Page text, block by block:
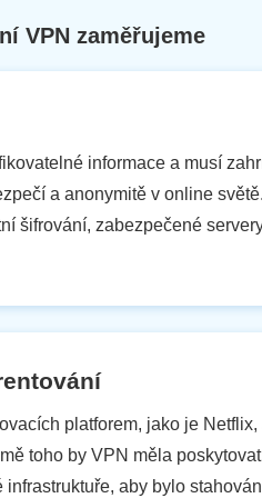
VPN zaměřujeme
informace a musí
a anonymitě v online
šifrování, zabezpečené
platforem, jako je
toho by VPN měla
aby bylo